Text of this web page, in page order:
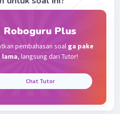
Roboguru Plus
pembahasan soal ga pake
lama, langsung dari Tutor!
Chat Tutor